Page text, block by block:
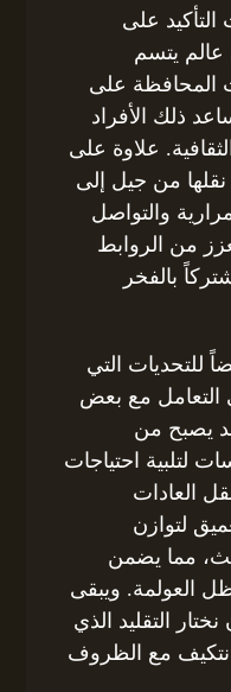
التأكيد على
عالم يتسم
المحافظة على
ذلك الأفراد
علاوة على
نقلها من جيل إلى
والتواصل
من الروابط
بالفخر
للتحديات التي
التعامل مع بعض
يصبح من
لتلبية احتياجات
العادات
لتوازن
مما يضمن
ظل العولمة. ويبقى
التقليد الذي
نتكيف مع الظروف